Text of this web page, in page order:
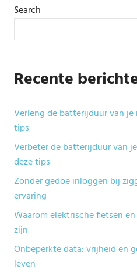
Search
Recente
Verleng de batterijduur van
tips
Verbeter de batterijduur van
deze tips
Zonder gedoe inloggen bij
ervaring
Waarom elektrische fietsen
zijn
Onbeperkte data: vrijheid en
leven